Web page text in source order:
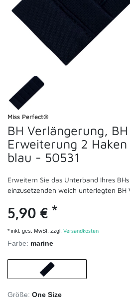
Miss Perfect®
BH Verlängerung,
Erweiterung 2
blau - 50531
Erweitern Sie das Unterband Ihres
einzusetzenden weich unterlegten BH
5,90 € *
* inkl. ges. MwSt. zzgl. Versandkosten
Farbe: marine
Größe: One Size